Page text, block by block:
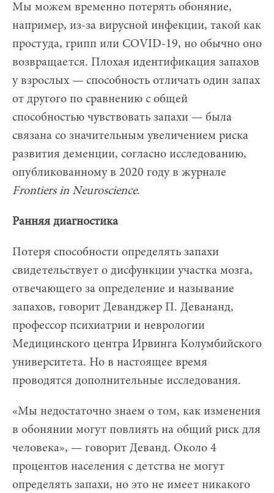
Мы можем временно потерять обоняние,
например, из-за вирусной инфекции, такой как
простуда, грипп или COVID-19, но обычно оно
возвращается. Плохая идентификация запахов
у взрослых — способность отличать один запах
от другого по сравнению с общей
способностью чувствовать запахи — была
связана со значительным увеличением риска
развития деменции, согласно исследованию,
опубликованному в 2020 году в журнале
Frontiers in Neuroscience.
Ранняя диагностика
Потеря способности определять запахи
свидетельствует о дисфункции участка мозга,
отвечающего за определение и называние
запахов, говорит Деванджер П. Девананд,
профессор психиатрии и неврологии
Медицинского центра Ирвинга Колумбийского
университета. Но в настоящее время
проводятся дополнительные исследования.
«Мы недостаточно знаем о том, как изменения
в обонянии могут повлиять на общий риск для
человека», — говорит Деванд. Около 4
процентов населения с детства не могут
определять запахи, но это не имеет никакого